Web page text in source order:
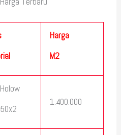
Harga
M2
1.400.000